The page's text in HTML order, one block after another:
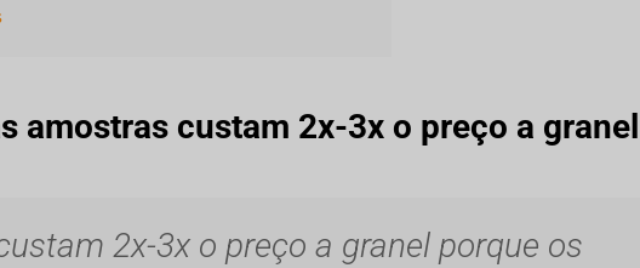
amostras custam 2x-3x o preço a granel
2x-3x o preço a granel porque os